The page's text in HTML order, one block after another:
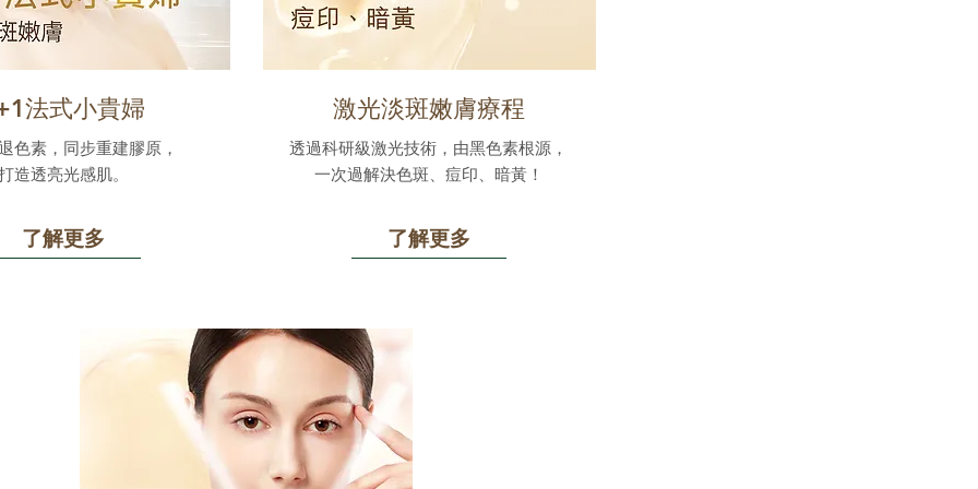
法式小貴婦
色素，同步重建膠原，
造透亮光感肌。
了解更多
激光淡斑嫩膚療程
透過科研級激光技術，由黑色素根源，
一次過解決色斑、痘印、暗黃！
了解更多